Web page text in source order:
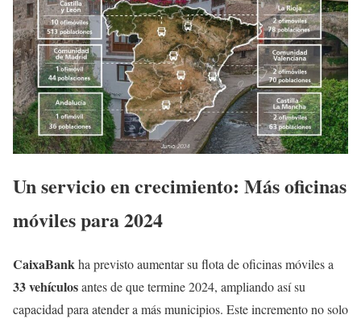
Un servicio en crecimiento: Más oficinas
móviles para 2024
CaixaBankha previsto aumentar su flota de oficinas móviles a
33 vehículosantes de que termine 2024, ampliando así su
capacidad para atender a más municipios. Este incremento no solo